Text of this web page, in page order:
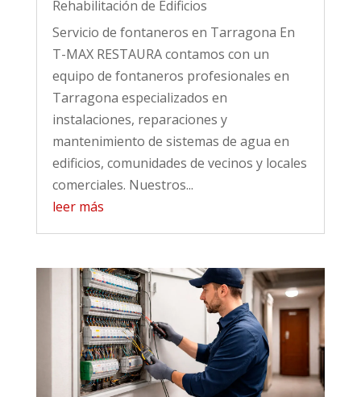
Rehabilitación de Edificios
Servicio de fontaneros en Tarragona En
T-MAX RESTAURA contamos con un
equipo de fontaneros profesionales en
Tarragona especializados en
instalaciones, reparaciones y
mantenimiento de sistemas de agua en
edificios, comunidades de vecinos y locales
comerciales. Nuestros...
leer más